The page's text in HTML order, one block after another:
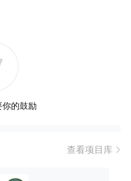
的鼓励
查看项目库